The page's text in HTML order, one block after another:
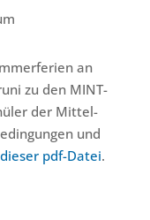
an
zu den MINT-
der Mittel-
und
dieser pdf-Datei.